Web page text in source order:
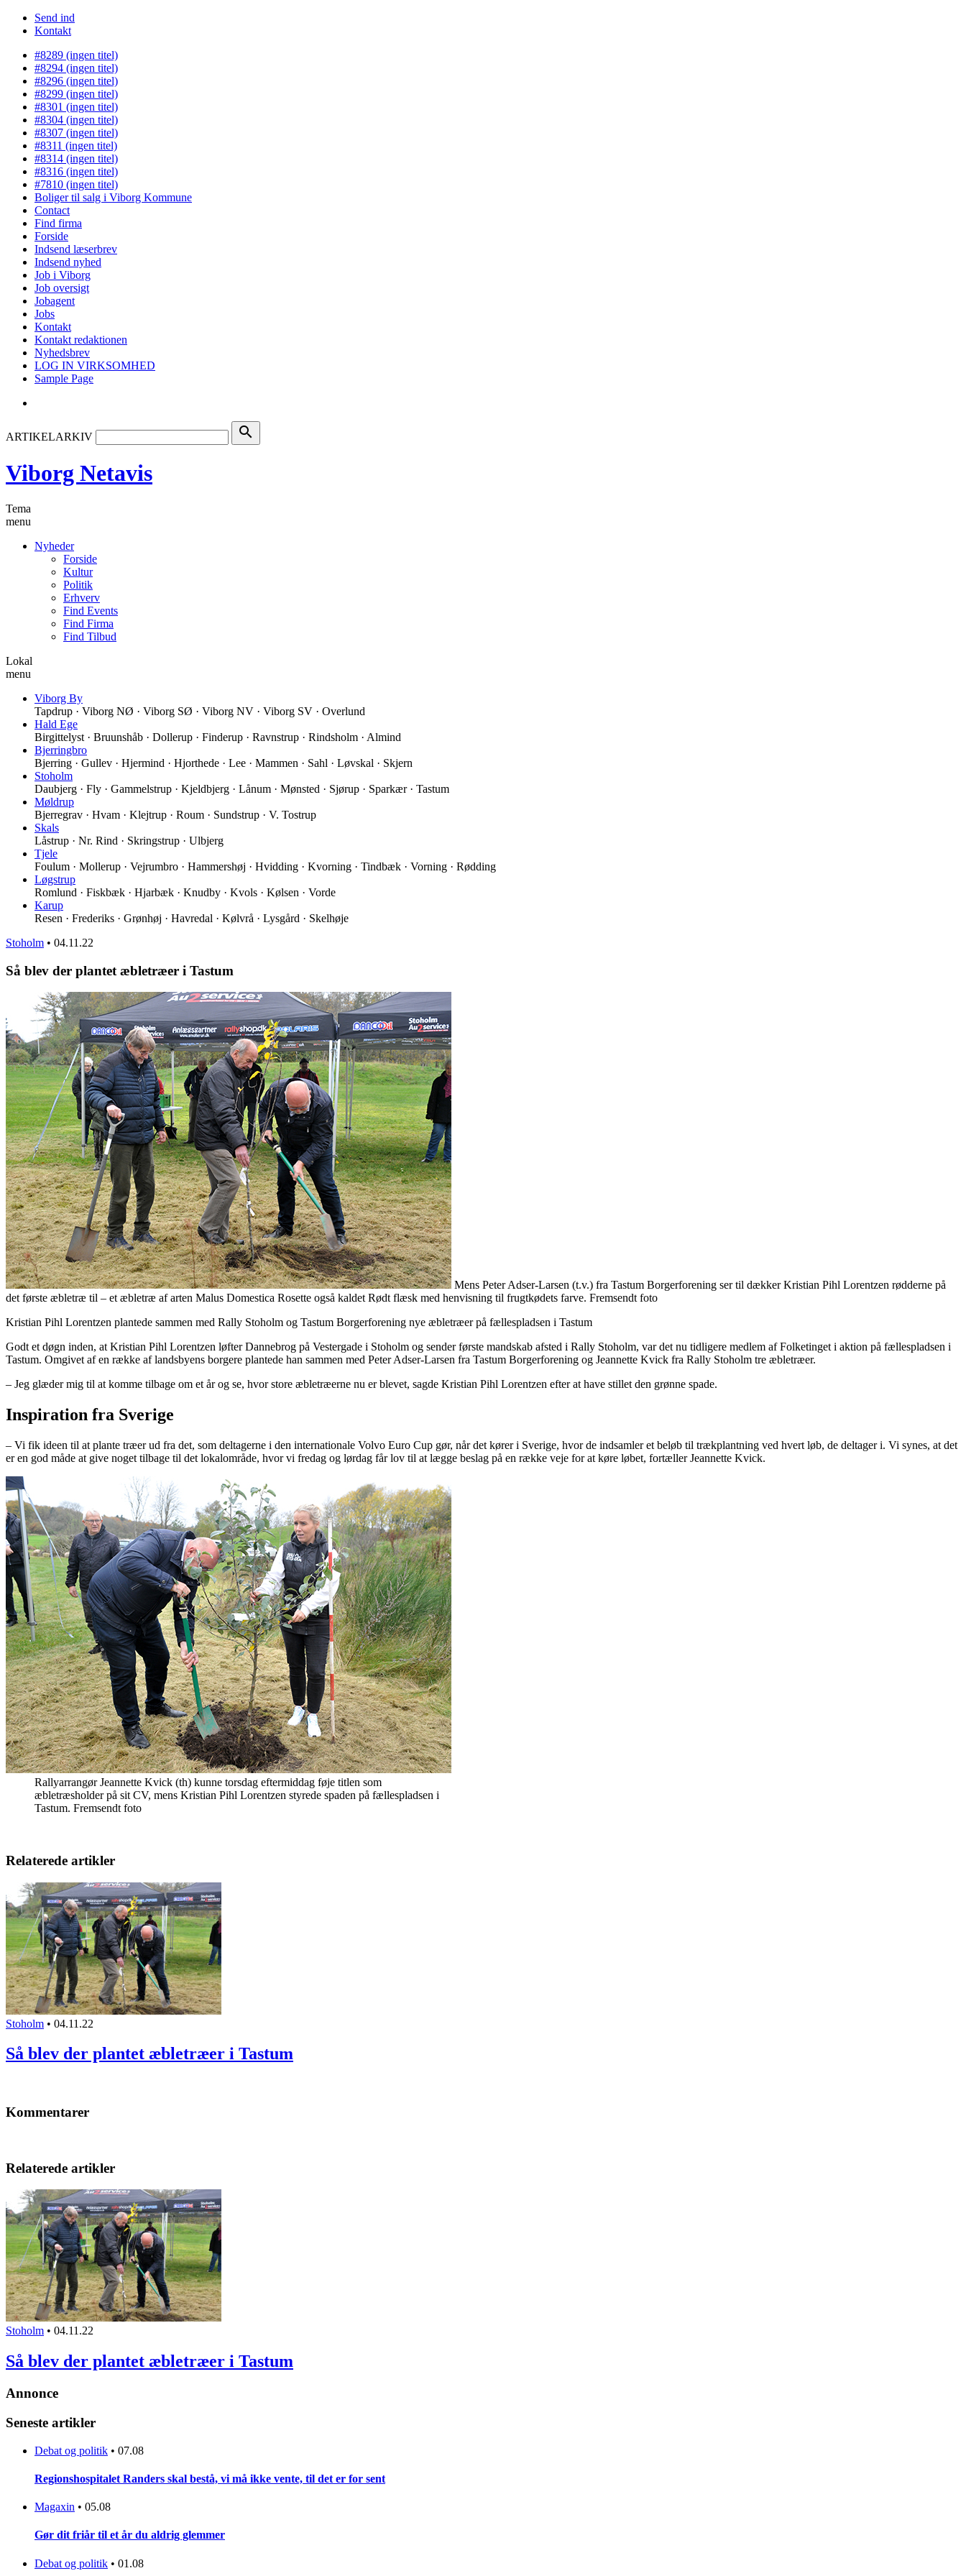
Send ind
Kontakt
#8289 (ingen titel)
#8294 (ingen titel)
#8296 (ingen titel)
#8299 (ingen titel)
#8301 (ingen titel)
#8304 (ingen titel)
#8307 (ingen titel)
#8311 (ingen titel)
#8314 (ingen titel)
#8316 (ingen titel)
#7810 (ingen titel)
Boliger til salg i Viborg Kommune
Contact
Find firma
Forside
Indsend læserbrev
Indsend nyhed
Job i Viborg
Job oversigt
Jobagent
Jobs
Kontakt
Kontakt redaktionen
Nyhedsbrev
LOG IN VIRKSOMHED
Sample Page
ARTIKELARKIV search
Viborg Netavis
Tema
menu
Nyheder
Forside
Kultur
Politik
Erhverv
Find Events
Find Firma
Find Tilbud
Lokal
menu
Viborg By
Tapdrup · Viborg NØ · Viborg SØ · Viborg NV · Viborg SV · Overlund
Hald Ege
Birgittelyst · Bruunshåb · Dollerup · Finderup · Ravnstrup · Rindsholm · Almind
Bjerringbro
Bjerring · Gullev · Hjermind · Hjorthede · Lee · Mammen · Sahl · Løvskal · Skjern
Stoholm
Daubjerg · Fly · Gammelstrup · Kjeldbjerg · Lånum · Mønsted · Sjørup · Sparkær · Tastum
Møldrup
Bjerregrav · Hvam · Klejtrup · Roum · Sundstrup · V. Tostrup
Skals
Låstrup · Nr. Rind · Skringstrup · Ulbjerg
Tjele
Foulum · Mollerup · Vejrumbro · Hammershøj · Hvidding · Kvorning · Tindbæk · Vorning · Rødding
Løgstrup
Romlund · Fiskbæk · Hjarbæk · Knudby · Kvols · Kølsen · Vorde
Karup
Resen · Frederiks · Grønhøj · Havredal · Kølvrå · Lysgård · Skelhøje
Stoholm • 04.11.22
Så blev der plantet æbletræer i Tastum
Mens Peter Adser-Larsen (t.v.) fra Tastum Borgerforening ser til dækker Kristian Pihl Lorentzen rødderne på
det første æbletræ til – et æbletræ af arten Malus Domestica Rosette også kaldet Rødt flæsk med henvisning til frugtkødets farve. Fremsendt foto
Kristian Pihl Lorentzen plantede sammen med Rally Stoholm og Tastum Borgerforening nye æbletræer på fællespladsen i Tastum
Godt et døgn inden, at Kristian Pihl Lorentzen løfter Dannebrog på Vestergade i Stoholm og sender første mandskab afsted i Rally Stoholm, var det nu tidligere medlem af Folketinget i aktion på fællespladsen i
Tastum. Omgivet af en række af landsbyens borgere plantede han sammen med Peter Adser-Larsen fra Tastum Borgerforening og Jeannette Kvick fra Rally Stoholm tre æbletræer.
– Jeg glæder mig til at komme tilbage om et år og se, hvor store æbletræerne nu er blevet, sagde Kristian Pihl Lorentzen efter at have stillet den grønne spade.
Inspiration fra Sverige
– Vi fik ideen til at plante træer ud fra det, som deltagerne i den internationale Volvo Euro Cup gør, når det kører i Sverige, hvor de indsamler et beløb til trækplantning ved hvert løb, de deltager i. Vi synes, at det
er en god måde at give noget tilbage til det lokalområde, hvor vi fredag og lørdag får lov til at lægge beslag på en række veje for at køre løbet, fortæller Jeannette Kvick.
Rallyarrangør Jeannette Kvick (th) kunne torsdag eftermiddag føje titlen som
æbletræsholder på sit CV, mens Kristian Pihl Lorentzen styrede spaden på fællespladsen i
Tastum. Fremsendt foto
Relaterede artikler
Stoholm • 04.11.22
Så blev der plantet æbletræer i Tastum
Kommentarer
Relaterede artikler
Stoholm • 04.11.22
Så blev der plantet æbletræer i Tastum
Annonce
Seneste artikler
Debat og politik • 07.08
Regionshospitalet Randers skal bestå, vi må ikke vente, til det er for sent
Magaxin • 05.08
Gør dit friår til et år du aldrig glemmer
Debat og politik • 01.08